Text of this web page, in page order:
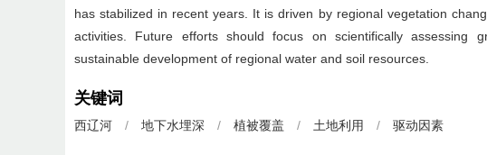
has stabilized in recent years. It is driven by regional vegetation
activities. Future efforts should focus on scientifically assessing
sustainable development of regional water and soil resources.
关键词
西辽河 / 地下水埋深 / 植被覆盖 / 土地利用 / 驱动因素